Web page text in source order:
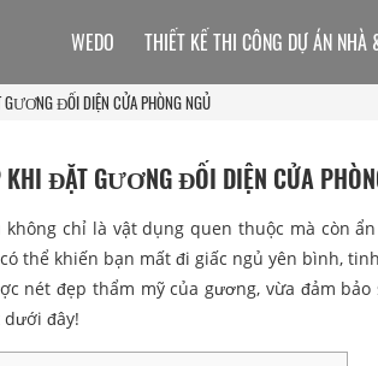
ĐỐI DIỆN CỬA PHÒNG NGỦ
KHI ĐẶT GƯƠNG ĐỐI DIỆN CỬA
chỉ là vật dụng quen thuộc mà còn
thể khiến bạn mất đi giấc ngủ yên bình,
nét đẹp thẩm mỹ của gương, vừa đảm
đây!
WEDO THIẾT KẾ THI CÔNG DỰ ÁN